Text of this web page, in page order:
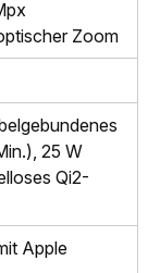
Zoom
25 W
Qi2-
Apple